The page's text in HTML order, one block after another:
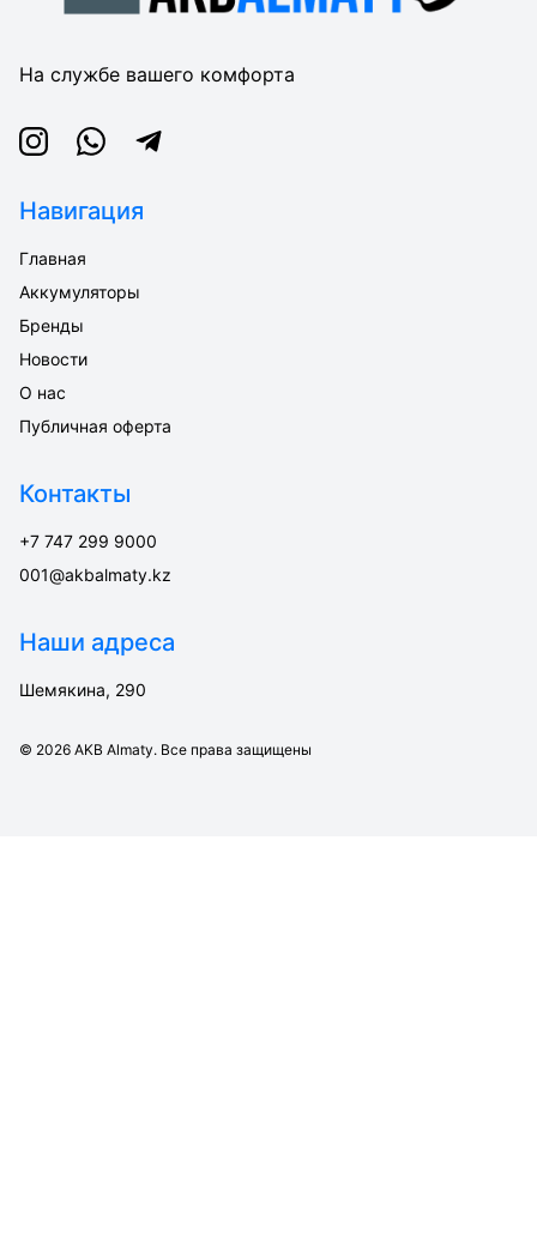
На службе вашего комфорта
InstagramWhatsappTelegram
Навигация
Главная
Аккумуляторы
Бренды
Новости
О нас
Публичная оферта
Контакты
+7 747 299 9000
001@akbalmaty.kz
Наши адреса
Шемякина, 290
© 2026 AKB Almaty. Все права защищены